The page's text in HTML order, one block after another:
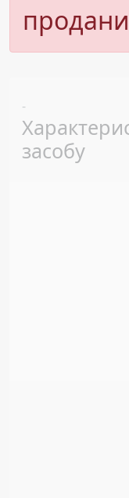
-
засобу